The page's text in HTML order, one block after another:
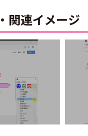
関連イメージ